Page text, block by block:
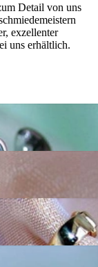
Detail von uns
exzellenter
uns erhältlich.
Design
Design